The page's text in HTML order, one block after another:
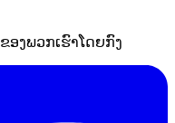
ອງພວກເຮົາໂດຍກົງ